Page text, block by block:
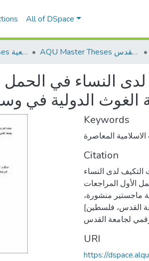
All of DSpace
Dissertations & Theses الرسائل الجامعية AQU Master Theses الرسائل الجامعية الخاصة بجامعة القدس
النساء في الحمل
الغوث الدولية في
Keywords
Citation
وآليات التكيف لدى النساء
الأول المراجعات
ماجستير منشورة،
القدس، فلسطين].
URI
https://